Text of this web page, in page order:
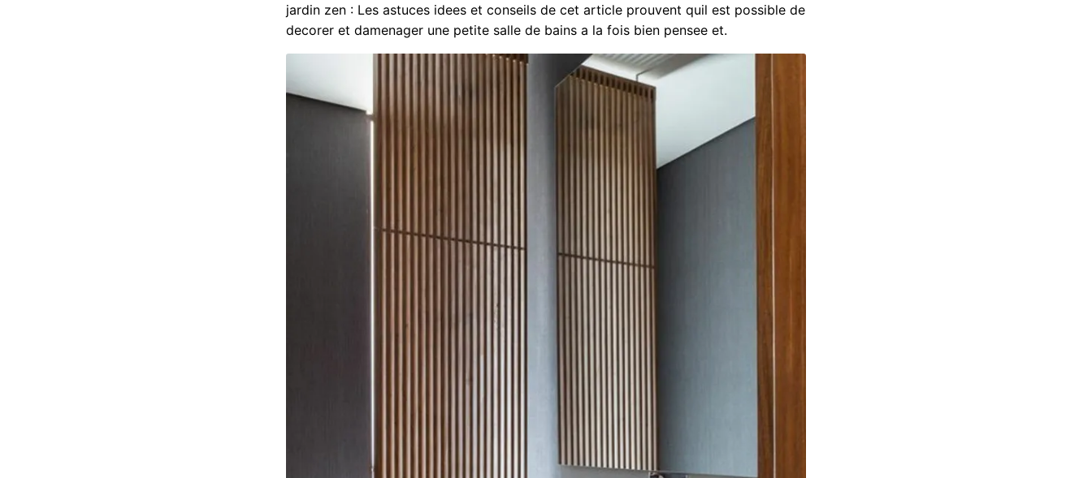
jardin zen : Les astuces idees et conseils de cet article prouvent quil est possible de
decorer et damenager une petite salle de bains a la fois bien pensee et.